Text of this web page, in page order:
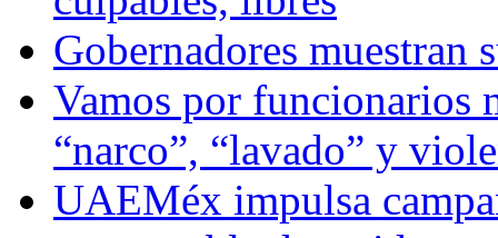
Gobernadores muestran
Vamos por funcionarios
“narco”, “lavado” y
UAEMéx impulsa